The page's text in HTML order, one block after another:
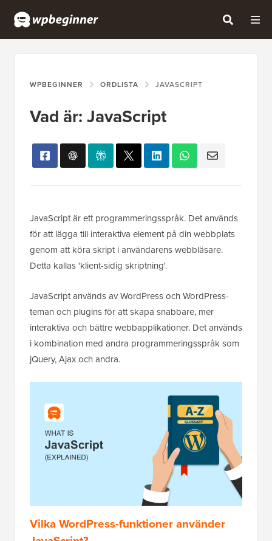
WPBEGINNER ORDLISTA JAVASCRIPT
Vad är: JavaScript
JavaScript är ett programmeringsspråk. Det används
för att lägga till interaktiva element på din webbplats
genom att köra skript i användarens webbläsare.
Detta kallas 'klient-sidig skriptning'.
JavaScript används av WordPress och WordPress-
teman och plugins för att skapa snabbare, mer
interaktiva och bättre webbapplikationer. Det används
i kombination med andra programmeringsspråk som
jQuery, Ajax och andra.
Vilka WordPress-funktioner använder